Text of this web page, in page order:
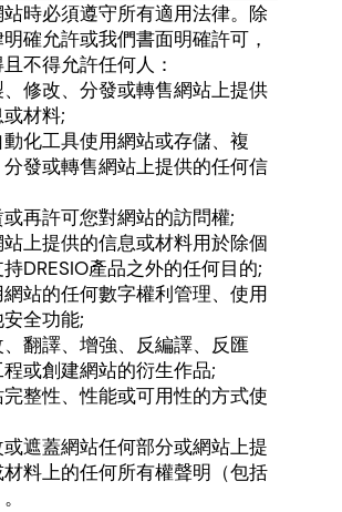
時必須遵守所有適用法律。除
確允許或我們書面明確許可，
不得允許任何人：
修改、分發或轉售網站上提供
材料;
化工具使用網站或存儲、複
發或轉售網站上提供的任何信
再許可您對網站的訪問權;
上提供的信息或材料用於除個
DRESIO產品之外的任何目的;
站的任何數字權利管理、使用
全功能;
翻譯、增強、反編譯、反匯
或創建網站的衍生作品;
整性、性能或可用性的方式使
遮蓋網站任何部分或網站上提
料上的任何所有權聲明（包括